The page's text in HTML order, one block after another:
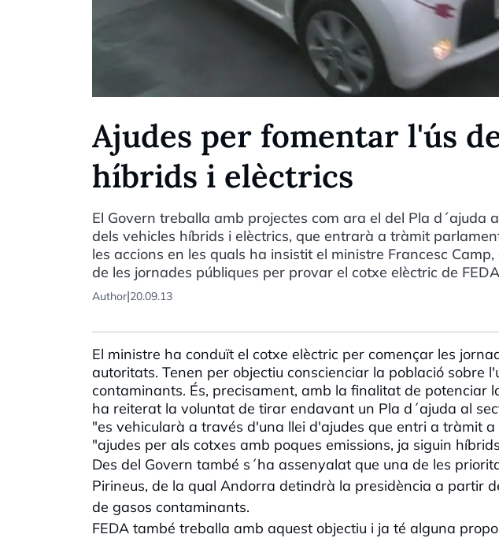
Ajudes per fomentar l'ús
híbrids i elèctrics
El Govern treballa amb projectes com ara el del Pla d´ajuda
dels vehicles híbrids i elèctrics, que entrarà a tràmit
les accions en les quals ha insistit el ministre Francesc
de les jornades públiques per provar el cotxe elèctric de
Author|20.09.13
El ministre ha conduït el cotxe elèctric per començar les
autoritats. Tenen per objectiu conscienciar la població sobre
contaminants. És, precisament, amb la finalitat de potenciar
ha reiterat la voluntat de tirar endavant un Pla d´ajuda al
"es vehicularà a través d'una llei d'ajudes que entri a tràmit
"ajudes per als cotxes amb poques emissions, ja siguin
Des del Govern també s´ha assenyalat que una de les
Pirineus, de la qual Andorra detindrà la presidència a partir
de gasos contaminants.
FEDA també treballa amb aquest objectiu i ja té alguna